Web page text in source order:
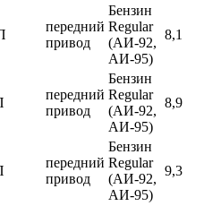
передний
привод
Бензин
Regular
(АИ-92,
АИ-95)
8,1
передний
привод
Бензин
Regular
(АИ-92,
АИ-95)
8,9
передний
привод
Бензин
Regular
(АИ-92,
АИ-95)
9,3